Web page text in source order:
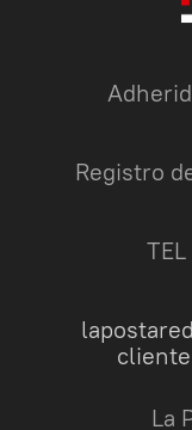
Registro
La